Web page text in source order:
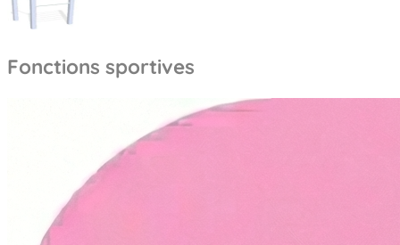
Fonctions sportives